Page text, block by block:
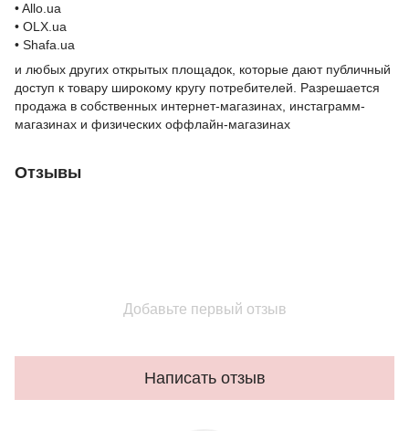
• Allo.ua
• OLX.ua
• Shafa.ua
и любых других открытых площадок, которые дают публичный
доступ к товару широкому кругу потребителей. Разрешается
продажа в собственных интернет-магазинах, инстаграмм-
магазинах и физических оффлайн-магазинах
Отзывы
Добавьте первый отзыв
Написать отзыв